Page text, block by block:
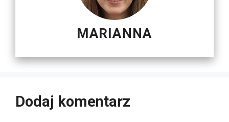
MARIANNA
Dodaj komentarz